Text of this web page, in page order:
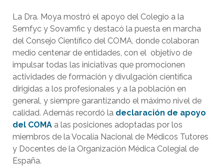
La Dra. Moya mostró el apoyo del Colegio a la
Semfyc y Sovamfic y destacó la puesta en marcha
del Consejo Científico del COMA, donde colaboran
medio centenar de entidades, con el objetivo de
impulsar todas las iniciativas que promocionen
actividades de formación y divulgación científica
dirigidas a los profesionales y a la población en
general, y siempre garantizando el máximo nivel de
calidad. Además recordó la declaración de apoyo
del COMA a las posiciones adoptadas por los
miembros de la Vocalía Nacional de Médicos Tutores
y Docentes de la Organización Médica Colegial de
España.